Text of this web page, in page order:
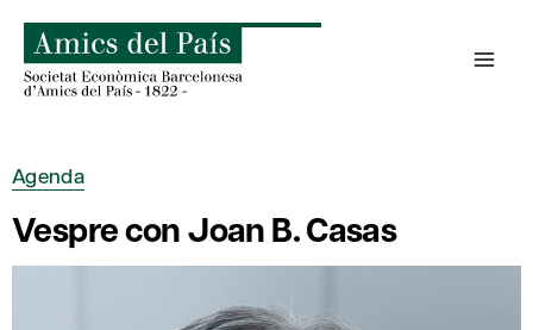
contenido
Agenda
Vespre con Joan B. Casas